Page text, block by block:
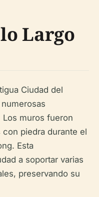
Largo
Ciudad del
muros fueron
piedra durante el
Esta
a soportar varias
preservando su